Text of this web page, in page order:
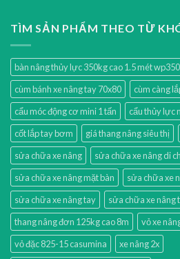
TÌM SẢN PHẨM THEO TỪ
bàn nâng thủy lực 350kg cao 1.5 mét wp350
cùm bánh xe nâng tay 70x80
cùm càng
cẩu móc động cơ mini 1 tấn
cẩu thủy lực
cốt lắp tay bơm
giá thang nâng siêu thị
sửa chữa xe nâng
sửa chữa xe nâng di
sửa chữa xe nâng mặt bàn
sửa chữa xe
sửa chữa xe nâng tay
sửa chữa xe nâng
thang nâng đơn 125kg cao 8m
vỏ xe
vỏ đặc 825-15 casumina
xe nâng 2x